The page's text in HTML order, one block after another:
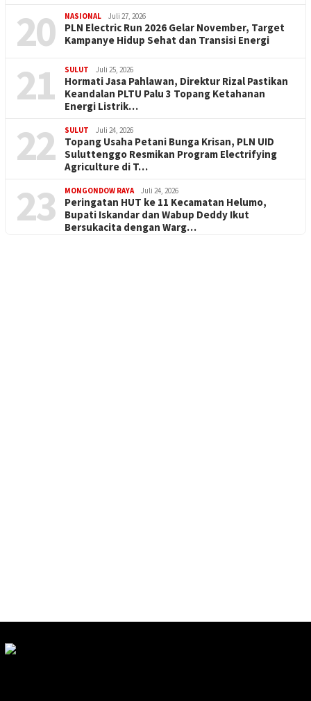
20 NASIONAL Juli 27, 2026
PLN Electric Run 2026 Gelar November, Target
Kampanye Hidup Sehat dan Transisi Energi
21 SULUT Juli 25, 2026
Hormati Jasa Pahlawan, Direktur Rizal Pastikan
Keandalan PLTU Palu 3 Topang Ketahanan
Energi Listrik…
22 SULUT Juli 24, 2026
Topang Usaha Petani Bunga Krisan, PLN UID
Suluttenggo Resmikan Program Electrifying
Agriculture di T…
23 MONGONDOW RAYA Juli 24, 2026
Peringatan HUT ke 11 Kecamatan Helumo,
Bupati Iskandar dan Wabup Deddy Ikut
Bersukacita dengan Warg…